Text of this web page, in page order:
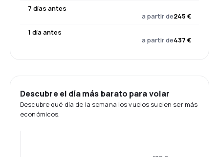
7 días antes
a partir de245 €
1 día antes
a partir de437 €
Descubre el día más barato para volar
Descubre qué día de la semana los vuelos suelen ser más
económicos.